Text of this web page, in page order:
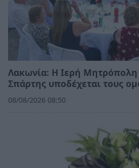
Λακωνία: Η Ιερή
Σπάρτης υποδέχεται τους
08/08/2026 08:50